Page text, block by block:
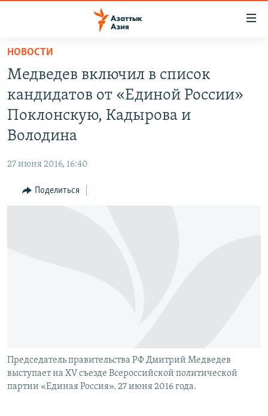
Вернуться
основному
содержанию
Вернутся
главной
Вернутся
поиску
НОВОСТИ
ВОЙНА В УКРАИНЕ
НА ДРУГИХ ЯЗЫКАХ
ЎЗБЕКЧА
ПОДПИШИТЕСЬ НА НАС В СОЦСЕТЯХ
НОВОСТИ
Медведев включил в список
кандидатов от «Единой России»
Поклонскую, Кадырова и
Володина
27 июня 2016, 16:40
Поделиться
Председатель правительства РФ Дмитрий Медведев
выступает на XV съезде Всероссийской политической
партии «Единая Россия». 27 июня 2016 года.